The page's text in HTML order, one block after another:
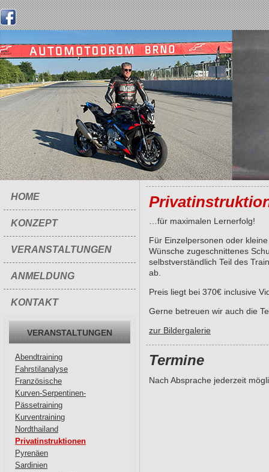
HOME
KONZEPT
VERANSTALTUNGEN
ANMELDUNG
KONTAKT
VERANSTALTUNGEN
Abendtraining
Fahrstilanalyse
Französische
Kurven-Serpentinen-
Pässetraining
Kurventraining
Nordthailand
Privatinstruktionen
Pyrenäen
Sardinien
…für maximalen Lernerfolg!
Für Einzelpersonen oder
Wünsche zugeschnittenes
selbstverständlich Teil des
ab.
Preis liegt bei 370€ inclusive
Gerne betreuen wir auch die
zur Bildergalerie
Termine
Nach Absprache jederzeit